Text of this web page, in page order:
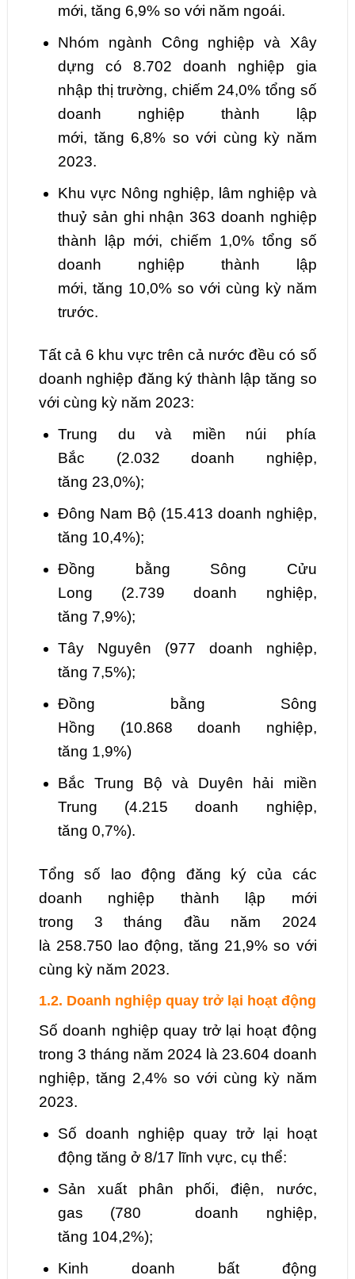
mới,tăng 6,9% so với năm ngoái.
Nhóm ngành Công nghiệp và Xây
dựng có8.702 doanh nghiệp gia
nhập thị trường, chiếm 24,0% tổng số
doanh nghiệp thành lập
mới, tăng 6,8% so với cùng kỳ năm
2023.
Khu vực Nông nghiệp, lâm nghiệp và
thuỷ sản ghi nhận363 doanh nghiệp
thành lập mới, chiếm 1,0% tổng số
doanh nghiệp thành lập
mới,tăng 10,0% so với cùng kỳ năm
trước.
Tất cả 6 khu vực trên cả nước đều có số
doanh nghiệp đăng ký thành lập tăng so
với cùng kỳ năm 2023:
Trung du và miền núi phía
Bắc (2.032doanh nghiệp,
tăng 23,0%);
Đông Nam Bộ (15.413 doanh nghiệp,
tăng 10,4%);
Đồng bằng Sông Cửu
Long (2.739doanh nghiệp,
tăng 7,9%);
Tây Nguyên (977 doanh nghiệp,
tăng 7,5%);
Đồng bằng Sông
Hồng (10.868doanh nghiệp,
tăng 1,9%)
Bắc Trung Bộ và Duyên hải miền
Trung (4.215doanh nghiệp,
tăng0,7%).
Tổng số lao động đăng ký của các
doanh nghiệp thành lập mới
trong 3 tháng đầu năm 2024
là 258.750 lao động,tăng 21,9% so với
cùng kỳ năm 2023.
1.2. Doanh nghiệp quay trở lại hoạt động
Số doanh nghiệp quay trở lại hoạt động
trong 3 tháng năm 2024 là 23.604 doanh
nghiệp, tăng 2,4% so với cùng kỳ năm
2023.
Số doanh nghiệp quay trở lại hoạt
động tăng ở8/17 lĩnh vực, cụ thể:
Sản xuất phân phối,điện, nước,
gas (780
doanh nghiệp,
tăng 104,2%);
Kinh doanh bất động